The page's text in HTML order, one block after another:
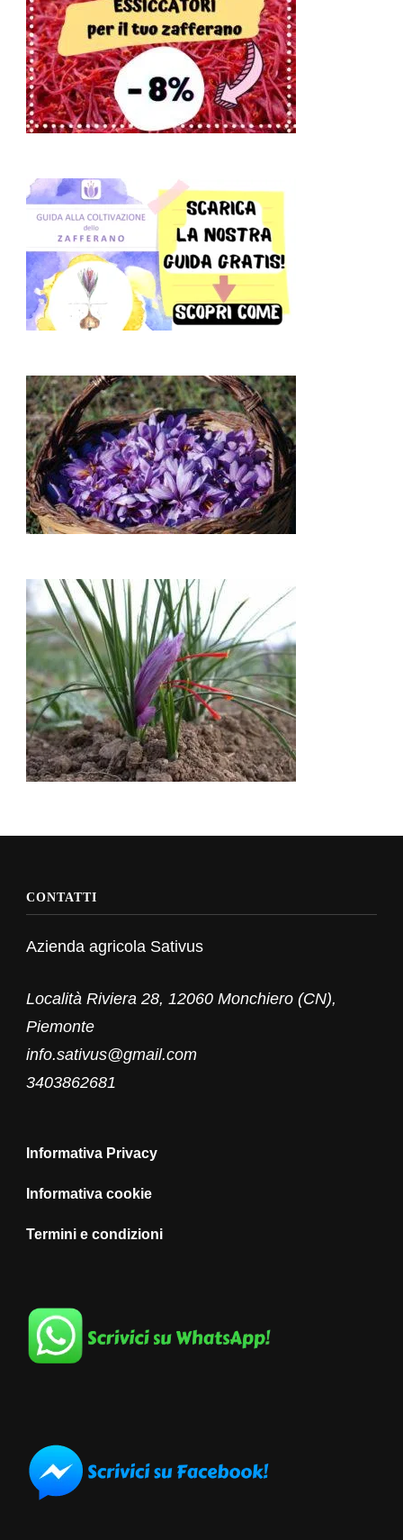
CONTATTI
Azienda agricola Sativus
Località Riviera 28, 12060 Monchiero (CN),
Piemonte
info.sativus@gmail.com
3403862681
Informativa Privacy
Informativa cookie
Termini e condizioni